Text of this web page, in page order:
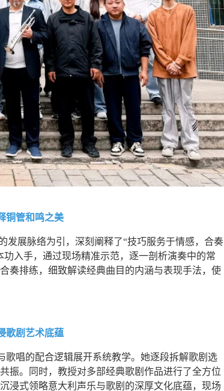
铜管和鸣之美
发展脉络为引，深刻阐释了“技巧服务于情感，合奏
入手，通过现场精准示范，逐一剖析演奏中的常
奏排练，细致解读经典曲目的内涵与表现手法，使
歌剧艺术底蕴
歌唱的配合逻辑展开系统教学。她逐段拆解歌剧选
振。同时，教授对多部经典歌剧作品进行了全方位
浸式领略意大利声乐与歌剧的深厚文化底蕴，现场